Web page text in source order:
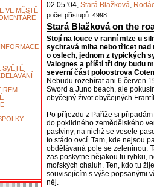
VE MĚSTĚ
SVĚTĚ
02.05.'04, Stará Blažková,
počet přístupů: 4998
Stará Blažková on the
Stojí na louce v ranní mlze u
sychravá mlha nebo třicet nad
o oslech, jednom z typických
Valognes a příští tři dny budu
severní část poloostrova
Nebudu rozebírat ani 6.červen
Sword a Juno beach, ale
obyčejný život obyčejných
Po příjezdu z Paříže si
do poklidného zemědělského
pastviny, na nichž se vesele
to stádo ovcí. Tam, kde nejsou
obdělávaná pole se zeleninou.
zas poskytne nějakou tu rybku,
mořských chaluh. Ten, kdo tu
souvisejícím s výše popsanými
něj.